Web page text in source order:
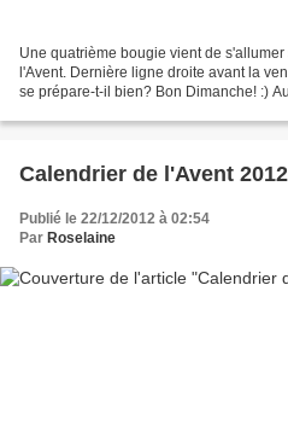
Une quatrième bougie vient de
l'Avent. Dernière ligne droite avant la
se prépare-t-il bien? Bon Dimanche! :)
Calendrier de l'Avent
Publié le 22/12/2012 à 02:54
Par Roselaine